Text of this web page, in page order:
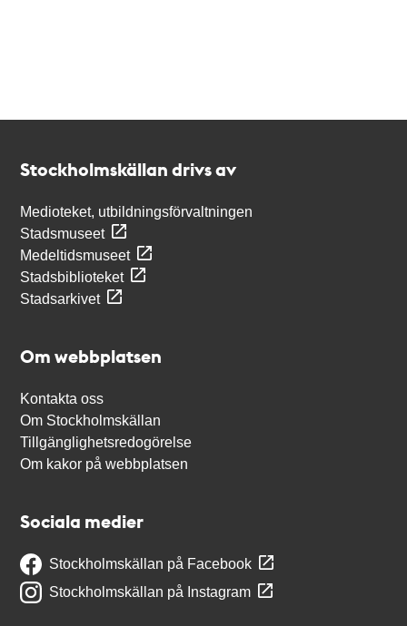
Stockholmskällan drivs av
Medioteket, utbildningsförvaltningen
Stadsmuseet
Medeltidsmuseet
Stadsbiblioteket
Stadsarkivet
Om webbplatsen
Kontakta oss
Om Stockholmskällan
Tillgänglighetsredogörelse
Om kakor på webbplatsen
Sociala medier
Stockholmskällan på Facebook
Stockholmskällan på Instagram